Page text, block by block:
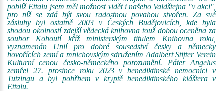
poblíž Ettalu jsem měl možnost vidět i našeho Valdštejna "v akci",
pro níž se zdá být svou radostnou povahou stvořen. Za své
zásluhy byl ostatně 2003 v Českých Budějovicích, kde byla
shodou okolností zdejší vědecká knihovna touž dobou oceněna za
soubor Kohoutí kříž ministerským titulem Knihovna roku,
vyznamenán Unií pro dobré sousedství česky a německy
hovořících zemí a mnichovským sdružením Adalbert StifterVerein
Kulturní cenou česko-německého porozumění. Páter Angelus
zemřel 27. prosince roku 2023 v benediktinské nemocnici v
Tutzingu a byl pohřbem v kryptě benediktinského kláštera v
Ettalu.